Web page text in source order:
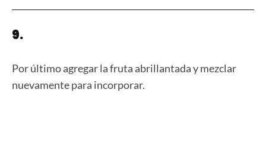
9.
Por último agregar la fruta abrillantada y mezclar
nuevamente para incorporar.